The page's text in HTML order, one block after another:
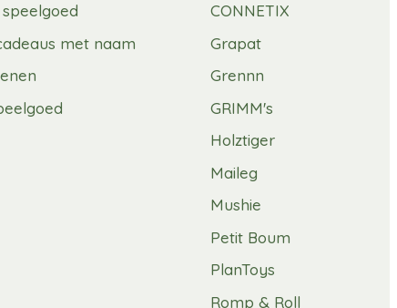
met naam
CONNETIX
Grapat
Grennn
GRIMM's
Holztiger
Maileg
Mushie
Petit Boum
PlanToys
Romp & Roll